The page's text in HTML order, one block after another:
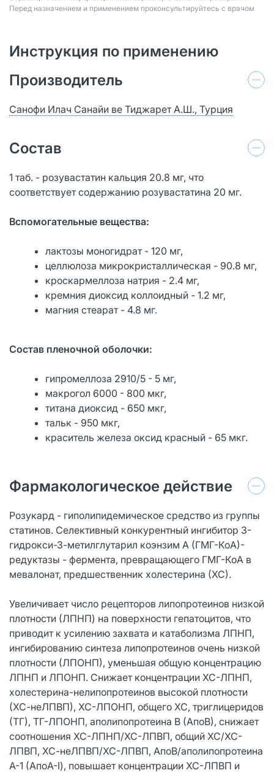
Перед назначением и применением проконсультируйтесь с врачом
Инструкция по применению
Производитель
Санофи Илач Санайи ве Тиджарет А.Ш., Турция
Состав
1 таб. - розувастатин кальция 20.8 мг, что
соответствует содержанию розувастатина 20 мг.
Вспомогательные вещества:
лактозы моногидрат - 120 мг,
целлюлоза микрокристаллическая - 90.8 мг,
кроскармеллоза натрия - 2.4 мг,
кремния диоксид коллоидный - 1.2 мг,
магния стеарат - 4.8 мг.
Состав пленочной оболочки:
гипромеллоза 2910/5 - 5 мг,
макрогол 6000 - 800 мкг,
титана диоксид - 650 мкг,
тальк - 950 мкг,
краситель железа оксид красный - 65 мкг.
Фармакологическое действие
Розукард - гиполипидемическое средство из группы
статинов. Селективный конкурентный ингибитор З-
гидрокси-З-метилглутарил коэнзим А (ГМГ-КоА)-
редуктазы - фермента, превращающего ГМГ-КоА в
мевалонат, предшественник холестерина (ХС).
Увеличивает число рецепторов липопротеинов низкой
плотности (ЛПНП) на поверхности гепатоцитов, что
приводит к усилению захвата и катаболизма ЛПНП,
ингибированию синтеза липопротеинов очень низкой
плотности (ЛПОНП), уменьшая общую концентрацию
ЛПНП и ЛПОНП. Снижает концентрации ХС-ЛПНП,
холестерина-нелипопротеинов высокой плотности
(ХС-неЛПВП), ХС-ЛПОНП, общего ХС, триглицеридов
(ТГ), ТГ-ЛПОНП, аполипопротеина В (АпоВ), снижает
соотношения ХС-ЛПНП/ХС-ЛПВП, общий ХС/ХС-
ЛПВП, ХС-неЛПВП/ХС-ЛПВП, АпоВ/аполипопротеина
А-1 (АпоА-I), повышает концентрации ХС-ЛПВП и